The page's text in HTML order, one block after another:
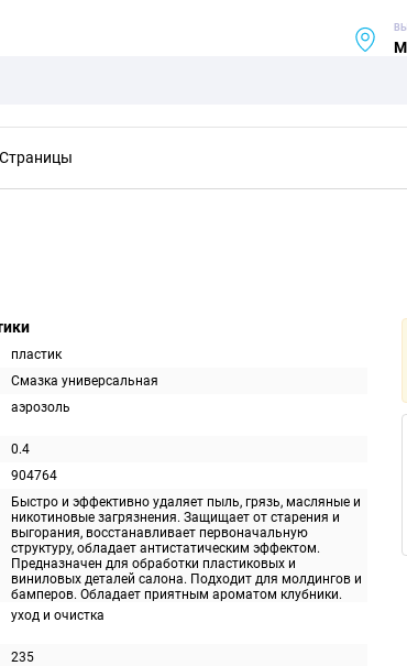
Страницы
пластик
Смазка универсальная
аэрозоль
0.4
904764
Быстро и эффективно удаляет пыль, грязь, масляные и
никотиновые загрязнения. Защищает от старения и
выгорания, восстанавливает первоначальную
структуру, обладает антистатическим эффектом.
Предназначен для обработки пластиковых и
виниловых деталей салона. Подходит для молдингов и
бамперов. Обладает приятным ароматом клубники.
уход и очистка
235